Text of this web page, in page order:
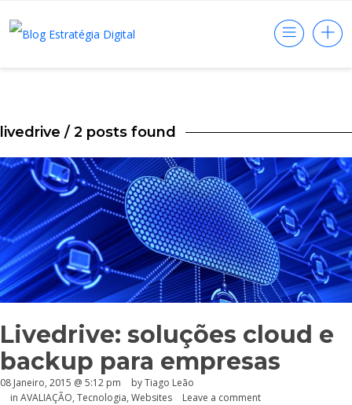
livedrive / 2 posts found
Livedrive: soluções cloud e
backup para empresas
08 Janeiro, 2015 @ 5:12 pm
by Tiago Leão
in AVALIAÇÃO, Tecnologia, Websites Leave a comment